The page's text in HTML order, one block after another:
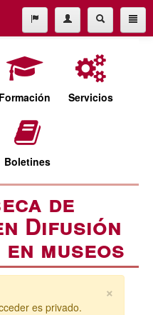
Formación Servicios
Boletines
de
Difusión
museos
×
es privado.